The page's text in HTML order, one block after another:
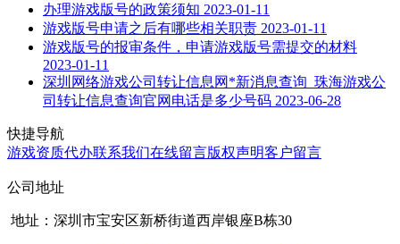
办理游戏版号的政策须知 2023-01-11
游戏版号申请之后有哪些相关职责 2023-01-11
游戏版号的报审条件，申请游戏版号需提交的材料
2023-01-11
深圳网络游戏公司转让信息网*新消息查询_珠海游戏公
司转让信息查询官网电话是多少号码 2023-06-28
快捷导航
游戏资质代办联系我们在线留言版权声明客户留言
公司地址
地址：深圳市宝安区新桥街道西岸银座B栋30